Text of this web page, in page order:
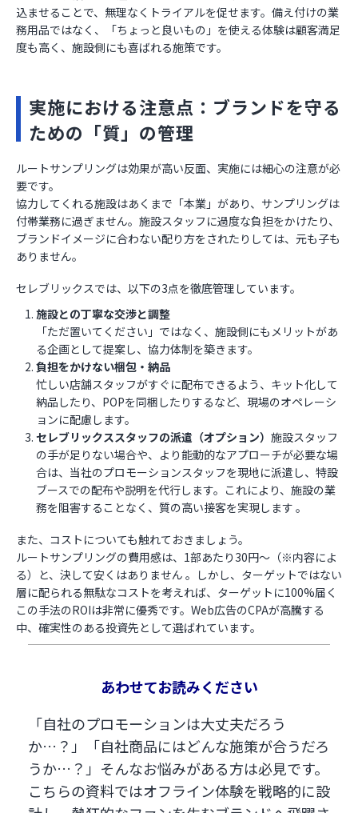
込ませることで、無理なくトライアルを促せます。備え付けの業
務用品ではなく、「ちょっと良いもの」を使える体験は顧客満足
度も高く、施設側にも喜ばれる施策です。
実施における注意点：ブランドを守る
ための「質」の管理
ルートサンプリングは効果が高い反面、実施には細心の注意が必
要です。
協力してくれる施設はあくまで「本業」があり、サンプリングは
付帯業務に過ぎません。施設スタッフに過度な負担をかけたり、
ブランドイメージに合わない配り方をされたりしては、元も子も
ありません。
セレブリックスでは、以下の3点を徹底管理しています。
施設との丁寧な交渉と調整
「ただ置いてください」ではなく、施設側にもメリットがあ
る企画として提案し、協力体制を築きます。
負担をかけない梱包・納品
忙しい店舗スタッフがすぐに配布できるよう、キット化して
納品したり、POPを同梱したりするなど、現場のオペレーシ
ョンに配慮します。
セレブリックススタッフの派遣（オプション） 施設スタッフ
の手が足りない場合や、より能動的なアプローチが必要な場
合は、当社のプロモーションスタッフを現地に派遣し、特設
ブースでの配布や説明を代行します。これにより、施設の業
務を阻害することなく、質の高い接客を実現します 。
また、コストについても触れておきましょう。
ルートサンプリングの費用感は、1部あたり30円〜（※内容によ
る）と、決して安くはありません 。しかし、ターゲットではない
層に配られる無駄なコストを考えれば、ターゲットに100%届く
この手法のROIは非常に優秀です。Web広告のCPAが高騰する
中、確実性のある投資先として選ばれています。
あわせてお読みください
「自社のプロモーションは大丈夫だろう
か…？」「自社商品にはどんな施策が合うだろ
うか…？」そんなお悩みがある方は必見です。
こちらの資料ではオフライン体験を戦略的に設